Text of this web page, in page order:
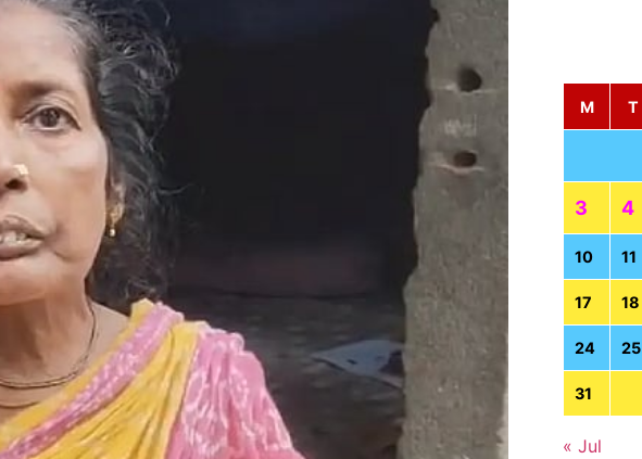
M
T
3 4
10 11
17 18
24 25
31
« Jul